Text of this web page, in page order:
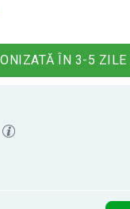
ÎN 3-5 ZILE